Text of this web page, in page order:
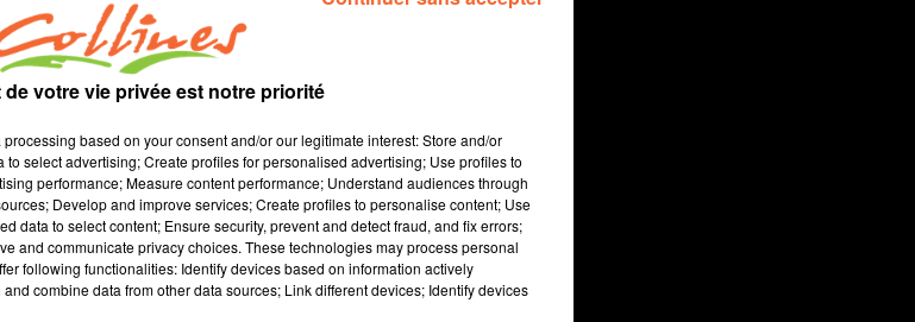
Thouarsais se lance dans un ambitieux
à la recherche des meilleures
de l'élevage caprin
petite Cité de Caractère
en bocage bressuirais se poursuit avec
rendez-vous notamment un ciné partage
d'Argentonnay.
Chiron vient de sortir son 13ième ouvrage
chemins mènent à Compostelle "
de votre vie privée est notre priorité
based on your consent and/or our legitimate interest: Store and/or
select advertising; Create profiles for personalised advertising; Use profiles to
performance; Measure content performance; Understand audiences through
Develop and improve services; Create profiles to personalise content; Use
data to select content; Ensure security, prevent and detect fraud, and fix errors;
and communicate privacy choices. These technologies may process personal
following functionalities: Identify devices based on information actively
combine data from other data sources; Link different devices; Identify devices